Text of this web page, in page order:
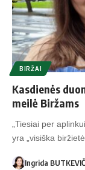
BIRŽAI
Kasdienės
meilė Biržams
„Tiesiai per
yra „visiška
Ingrida